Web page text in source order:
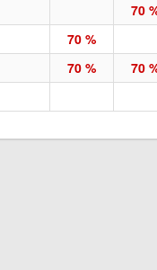
70
70 %
70 %
70